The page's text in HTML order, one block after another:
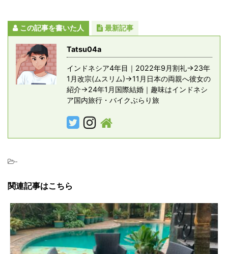
この記事を書いた人 最新記事
Tatsu04a
インドネシア4年目｜2022年9月割礼→23年
1月改宗(ムスリム)→11月日本の両親へ彼女の
紹介→24年1月国際結婚｜趣味はインドネシ
ア国内旅行・バイクぶらり旅
-
関連記事はこちら